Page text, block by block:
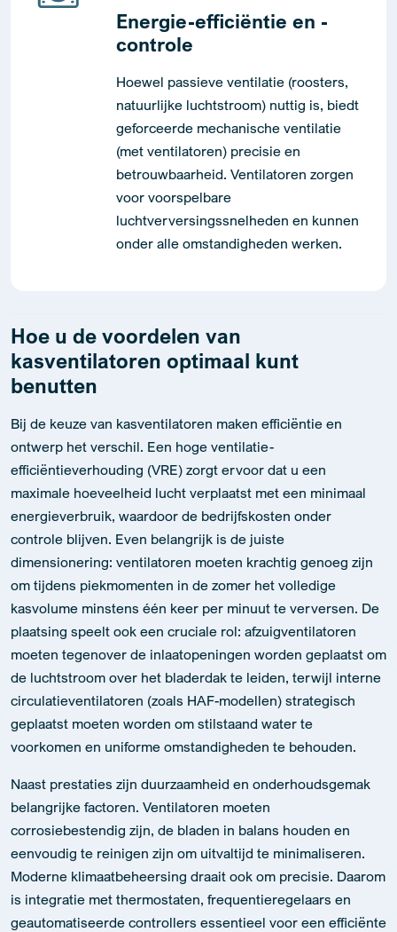
Energie-efficiëntie en -
controle
Hoewel passieve ventilatie (roosters,
natuurlijke luchtstroom) nuttig is, biedt
geforceerde mechanische ventilatie
(met ventilatoren) precisie en
betrouwbaarheid. Ventilatoren zorgen
voor voorspelbare
luchtverversingssnelheden en kunnen
onder alle omstandigheden werken.
Hoe u de voordelen van
kasventilatoren optimaal kunt
benutten
Bij de keuze van kasventilatoren maken efficiëntie en
ontwerp het verschil. Een hoge ventilatie-
efficiëntieverhouding (VRE) zorgt ervoor dat u een
maximale hoeveelheid lucht verplaatst met een minimaal
energieverbruik, waardoor de bedrijfskosten onder
controle blijven. Even belangrijk is de juiste
dimensionering: ventilatoren moeten krachtig genoeg zijn
om tijdens piekmomenten in de zomer het volledige
kasvolume minstens één keer per minuut te verversen. De
plaatsing speelt ook een cruciale rol: afzuigventilatoren
moeten tegenover de inlaatopeningen worden geplaatst om
de luchtstroom over het bladerdak te leiden, terwijl interne
circulatieventilatoren (zoals HAF-modellen) strategisch
geplaatst moeten worden om stilstaand water te
voorkomen en uniforme omstandigheden te behouden.
Naast prestaties zijn duurzaamheid en onderhoudsgemak
belangrijke factoren. Ventilatoren moeten
corrosiebestendig zijn, de bladen in balans houden en
eenvoudig te reinigen zijn om uitvaltijd te minimaliseren.
Moderne klimaatbeheersing draait ook om precisie. Daarom
is integratie met thermostaten, frequentieregelaars en
geautomatiseerde controllers essentieel voor een efficiënte